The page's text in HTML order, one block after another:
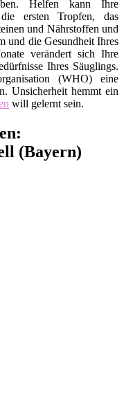
Helfen kann Ihre
ersten Tropfen, das
und Nährstoffen und
und die Gesundheit Ihres
verändert sich Ihre
Ihres Säuglings.
(WHO) eine
Unsicherheit hemmt ein
will gelernt sein.
(Bayern)